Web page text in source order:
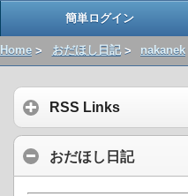
簡単ログイン
Home > おだほし日記> nakanek
RSS Links
おだほし日記